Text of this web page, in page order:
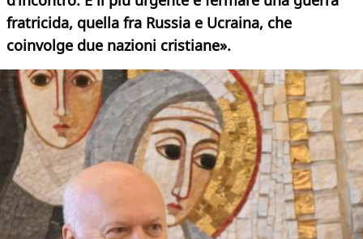
fratricida, quella fra Russia e Ucraina, che
coinvolge due nazioni cristiane».